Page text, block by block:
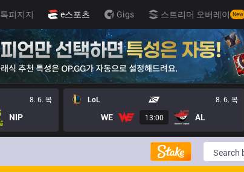
톡피지지 e스포츠 Gigs 스트리머 오버레이 New
8. 6. 목
NIP
LoL 8. 6. 목
WE 13:00 AL